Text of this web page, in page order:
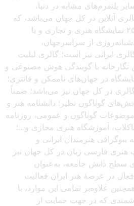
پلتفرم‌های مشابه در دنیا،
آنلاین در کل جهان می‌باشد، که
باتجربهٔ برگزاری بیش از ۲۵۰ نمایشگاه هنری و تجاری و با
از سراسرجهان،
ایرانی نیز است؛ گالری لیلیت
نگارخانه با گویندگی هوش مصنوعی و
در جهان‌های ناممکن و فانتزی؛
گالری در کل جهان نیز می‌باشد؛ ضمناً
گوناگون نظیر: دانشنامه هنر و
موضوعات گوناگون و عمومی، روزنامه
آموزشگاه هنری مجازی و…؛
بیوگرافی هنرمندان ایرانی و
هنری فارسی زبان در کل جهان نیز
سطح دانش جامعه، به‌عنوان
در عرصهٔ هنر ایران فعالیت
علاوه‌بر تمامی این موارد، با
که در جهت حمایت از